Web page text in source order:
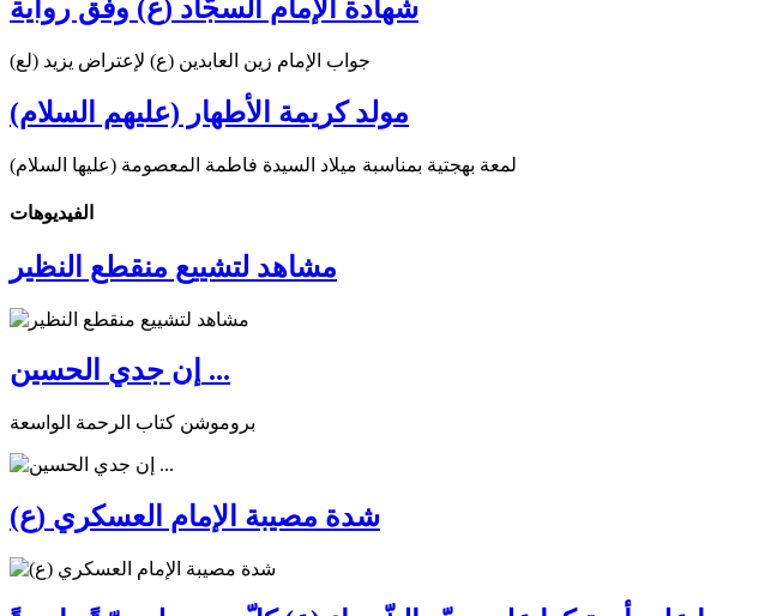
شهادة الإمام السجّاد (ع) وفق رواية
جواب الإمام زين العابدين (ع) لإعتراض يزيد (لع)
مولد كريمة الأطهار (عليهم السلام)
لمعة بهجتية بمناسبة ميلاد السيدة فاطمة المعصومة (عليها السلام)
الفیدیوهات
مشاهد لتشييع منقطع النظير
إن جدي الحسين ...
بروموشن كتاب الرحمة الواسعة
شدة مصيبة الإمام العسكري (ع)